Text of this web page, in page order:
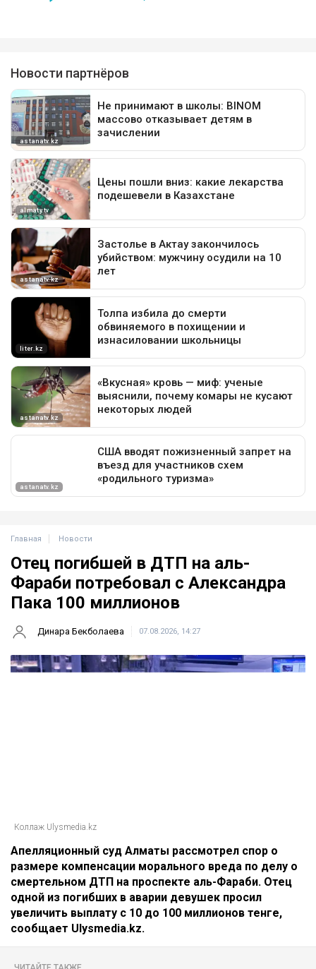
Главная Новости
Отец погибшей в ДТП на аль-
Фараби потребовал с Александра
Пака 100 миллионов
Динара Бекболаева 07.08.2026, 14:27
Коллаж Ulysmedia.kz
Апелляционный суд Алматы рассмотрел спор о
размере компенсации морального вреда по делу о
смертельном ДТП на проспекте аль-Фараби. Отец
одной из погибших в аварии девушек просил
увеличить выплату с 10 до 100 миллионов тенге,
сообщает Ulysmedia.kz.